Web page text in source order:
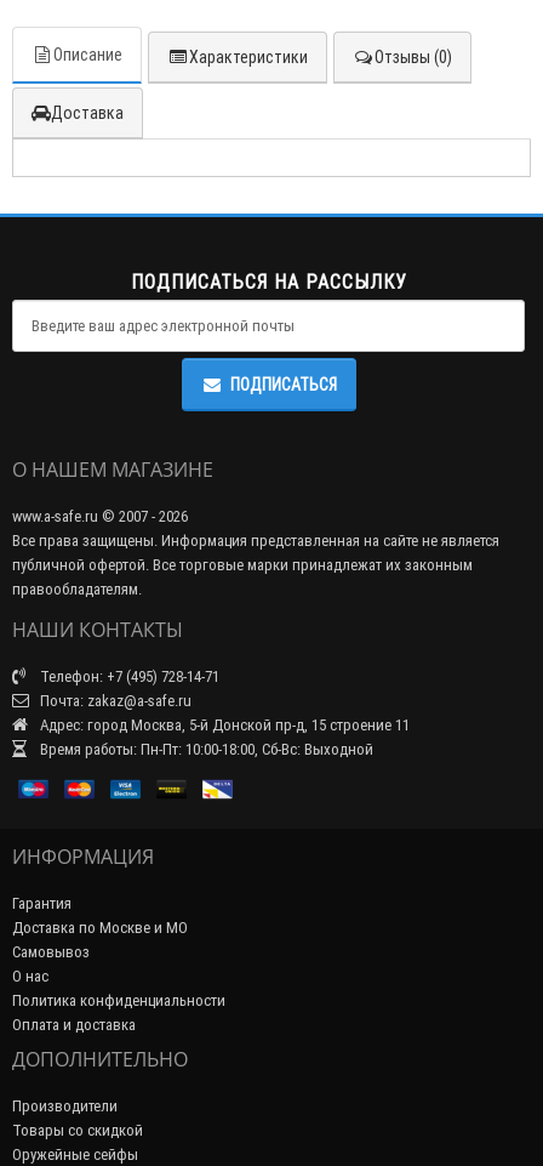
Описание Характеристики Отзывы (0)
Доставка
ПОДПИСАТЬСЯ НА РАССЫЛКУ
ПОДПИСАТЬСЯ
О НАШЕМ МАГАЗИНЕ
www.a-safe.ru © 2007 - 2026
Все права защищены. Информация представленная на сайте не является
публичной офертой. Все торговые марки принадлежат их законным
правообладателям.
НАШИ КОНТАКТЫ
Телефон: +7 (495) 728-14-71
Почта: zakaz@a-safe.ru
Адрес: город Москва, 5-й Донской пр-д, 15 строение 11
Время работы: Пн-Пт: 10:00-18:00, Сб-Вс: Выходной
ИНФОРМАЦИЯ
Гарантия
Доставка по Москве и МО
Самовывоз
О нас
Политика конфиденциальности
Оплата и доставка
ДОПОЛНИТЕЛЬНО
Производители
Товары со скидкой
Оружейные сейфы